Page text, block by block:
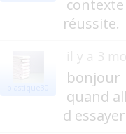
réussite.
il y a 3
bonjour
quand
d essayer